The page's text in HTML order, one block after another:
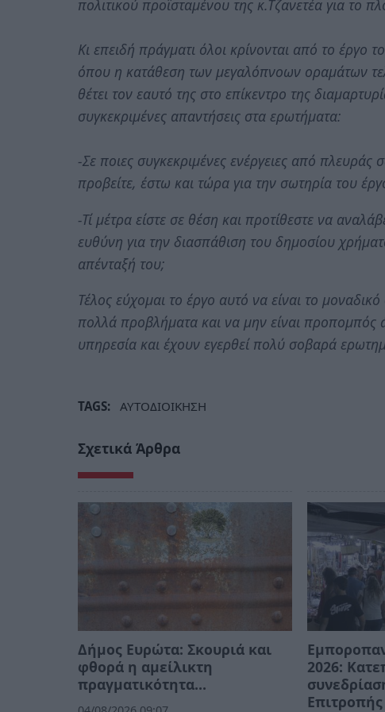
πολιτικού προϊσταμένου της κ.Τζανετέα για το
Κι επειδή πράγματι όλοι κρίνονται από το έργο
όπου η κατάθεση των μεγαλόπνοων οραμάτων
θέτει τον εαυτό της στο επίκεντρο της
συγκεκριμένες απαντήσεις στα ερωτήματα:
-Σε ποιες συγκεκριμένες ενέργειες από
προβείτε, έστω και τώρα για την σωτηρία του
-Τί μέτρα είστε σε θέση και προτίθεστε να
ευθύνη για την διασπάθιση του δημοσίου
απένταξή του;
Τέλος εύχομαι το έργο αυτό να είναι το
πολλά προβλήματα και να μην είναι προπομπός
υπηρεσία και έχουν εγερθεί πολύ σοβαρά
TAGS: ΑΥΤΟΔΙΟΙΚΗΣΗ
Σχετικά Άρθρα
Δήμος Ευρώτα: Σκουριά και
φθορά η αμείλικτη
πραγματικότητα…
2026:
Επιτροπής